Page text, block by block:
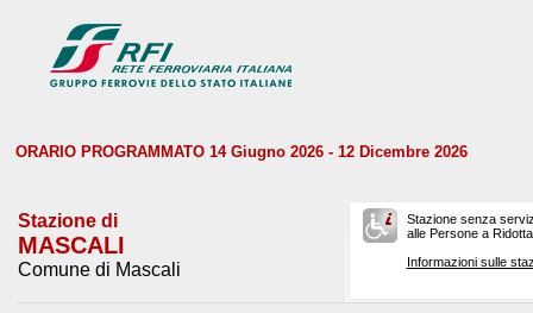
ORARIO PROGRAMMATO 14 Giugno 2026 - 12 Dicembre 2026
Stazione di
MASCALI
Comune di Mascali
Stazione senza
alle Persone a
Informazioni sulle